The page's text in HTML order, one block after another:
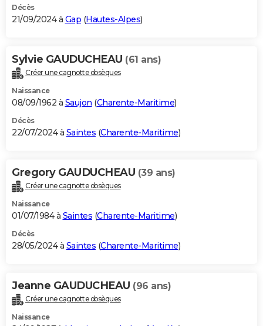
Décès
21/09/2024 à Gap (Hautes-Alpes)
Sylvie GAUDUCHEAU (61 ans)
Créer une cagnotte obsèques
Naissance
08/09/1962 à Saujon (Charente-Maritime)
Décès
22/07/2024 à Saintes (Charente-Maritime)
Gregory GAUDUCHEAU (39 ans)
Créer une cagnotte obsèques
Naissance
01/07/1984 à Saintes (Charente-Maritime)
Décès
28/05/2024 à Saintes (Charente-Maritime)
Jeanne GAUDUCHEAU (96 ans)
Créer une cagnotte obsèques
Naissance